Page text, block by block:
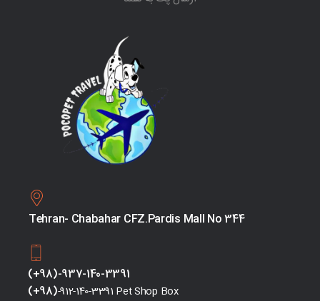
Tehran- Chabahar CFZ.Pardis Mall No 344
(+98)-937-140-3391
(+98)-912-140-3391 Pet Shop Box